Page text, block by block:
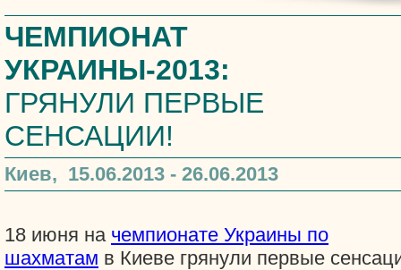
ЧЕМПИОНАТ
УКРАИНЫ-2013:
ГРЯНУЛИ ПЕРВЫЕ
СЕНСАЦИИ!
Киев, 15.06.2013 - 26.06.2013
18 июня на чемпионате Украины по
шахматам в Киеве грянули первые